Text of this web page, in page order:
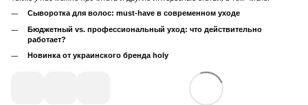
Сыворотка для волос: must-have в современном уходе
Бюджетный vs. профессиональный уход: что действительно
работает?
Новинка от украинского бренда holy